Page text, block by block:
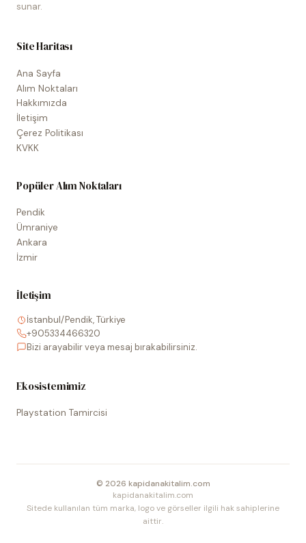
sunar.
Site Haritası
Ana Sayfa
Alım Noktaları
Hakkımızda
İletişim
Çerez Politikası
KVKK
Popüler Alım Noktaları
Pendik
Ümraniye
Ankara
İzmir
İletişim
İstanbul/Pendik, Türkiye
+905334466320
Bizi arayabilir veya mesaj bırakabilirsiniz.
Ekosistemimiz
Playstation Tamircisi
© 2026 kapidanakitalim.com
kapidanakitalim.com
Sitede kullanılan tüm marka, logo ve görseller ilgili hak sahiplerine
aittir.